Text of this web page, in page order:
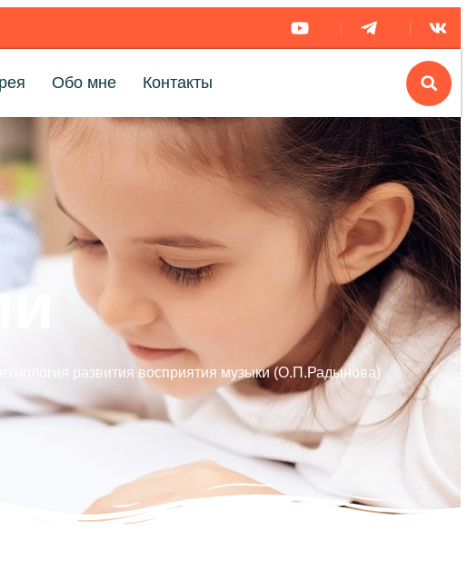
Обо мне Контакты
развития восприятия музыки (О.П.Радынова)